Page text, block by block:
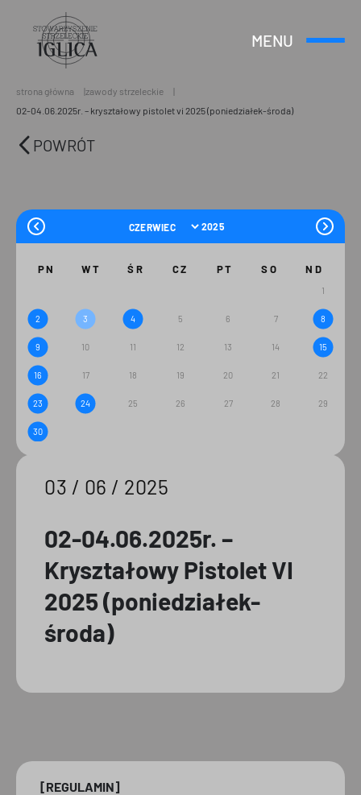
Header
Logo
MENU
Otwórz
strona główna
zawody strzeleckie
02-04.06.2025r. – kryształowy pistolet vi 2025 (poniedziałek-środa)
POWRÓT
03 / 06 / 2025
02-04.06.2025r. –
Kryształowy Pistolet VI
2025 (poniedziałek-
środa)
PN WT ŚR CZ PT SO ND
1
2 3 4 5 6 7 8
9 10 11 12 13 14 15
16 17 18 19 20 21 22
23 24 25 26 27 28 29
30
[REGULAMIN]